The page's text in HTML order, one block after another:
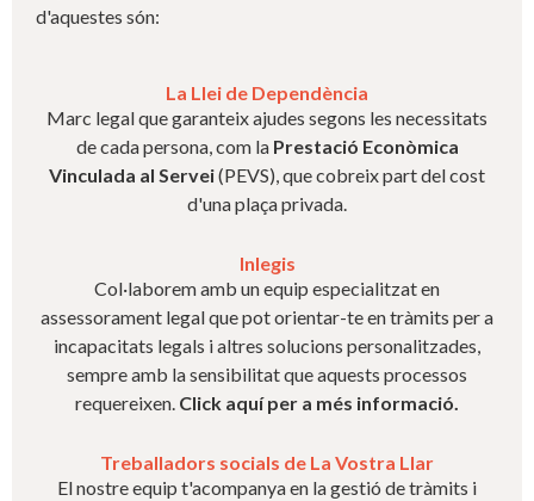
d'aquestes són:
La Llei de Dependència
Marc legal que garanteix ajudes segons les necessitats
de cada persona, com la Prestació Econòmica
Vinculada al Servei(PEVS), que cobreix part del cost
d'una plaça privada.
Inlegis
Col·laborem amb un equip especialitzat en
assessorament legal que pot orientar-te en tràmits per a
incapacitats legals i altres solucions personalitzades,
sempre amb la sensibilitat que aquests processos
requereixen. Click aquí per a més informació.
Treballadors socials de La Vostra Llar
El nostre equip t'acompanya en la gestió de tràmits i